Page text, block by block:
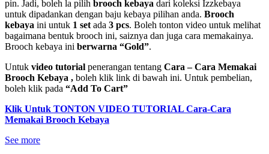
pin. Jadi, boleh la pilih brooch kebaya dari koleksi Izzkebaya
untuk dipadankan dengan baju kebaya pilihan anda. Brooch
kebaya ini untuk 1 set ada 3 pcs. Boleh tonton video untuk melihat
bagaimana bentuk brooch ini, saiznya dan juga cara memakainya.
Brooch kebaya ini berwarna “Gold”.
Untuk video tutorial penerangan tentang Cara – Cara Memakai
Brooch Kebaya , boleh klik link di bawah ini. Untuk pembelian,
boleh klik pada “Add To Cart”
Klik Untuk TONTON VIDEO TUTORIAL Cara-Cara
Memakai Brooch Kebaya
See more